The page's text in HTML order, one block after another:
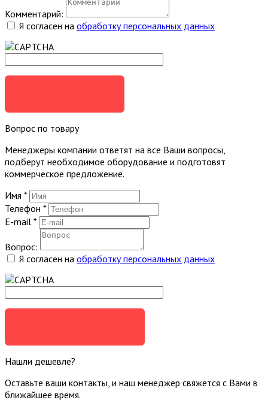
Комментарий:
Я согласен на обработку персональных данных
Вопрос по товару
Менеджеры компании ответят на все Ваши вопросы,
подберут необходимое оборудование и подготовят
коммерческое предложение.
Имя *
Телефон *
E-mail *
Вопрос:
Я согласен на обработку персональных данных
Нашли дешевле?
Оставьте ваши контакты, и наш менеджер свяжется с Вами в
ближайшее время.